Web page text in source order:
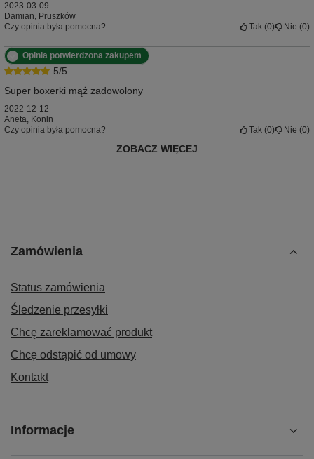
2023-03-09
Damian, Pruszków
Czy opinia była pomocna?
Tak 0 Nie 0
5/5
Opinia potwierdzona zakupem
Super boxerki mąż zadowolony
2022-12-12
Aneta, Konin
Czy opinia była pomocna?
Tak 0 Nie 0
ZOBACZ WIĘCEJ
Zamówienia
Status zamówienia
Śledzenie przesyłki
Chcę zareklamować produkt
Chcę odstąpić od umowy
Kontakt
Informacje